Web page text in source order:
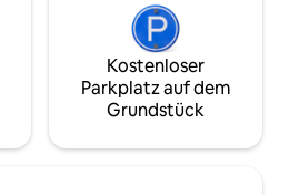
Kostenloser
Parkplatz auf dem
Grundstück